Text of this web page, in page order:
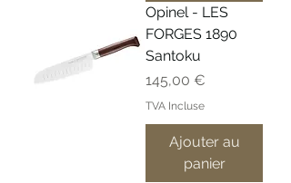
Opinel - LES
FORGES 1890
Santoku
Prix
145,00 €
TVA Incluse
Ajouter au
panier